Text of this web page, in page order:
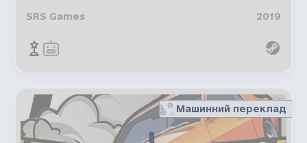
SRS Games 2019
Машинний переклад